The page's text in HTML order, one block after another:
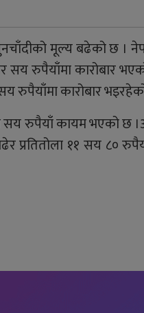
मूल्य बढेको छ ।
सय रुपैयाँमा कारोबार
रुपैयाँमा कारोबार
सय रुपैयाँ कायम भएको छ
प्रतितोला ११ सय ८०